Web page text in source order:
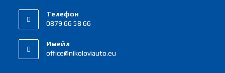
Телефон
0879 66 58 66
Имейл
office@nikoloviauto.eu